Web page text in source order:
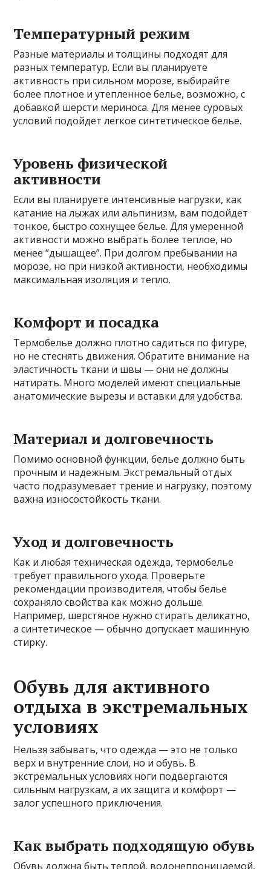
Температурный режим
Разные материалы и толщины подходят для
разных температур. Если вы планируете
активность при сильном морозе, выбирайте
более плотное и утепленное белье, возможно, с
добавкой шерсти мериноса. Для менее суровых
условий подойдет легкое синтетическое белье.
Уровень физической
активности
Если вы планируете интенсивные нагрузки, как
катание на лыжах или альпинизм, вам подойдет
тонкое, быстро сохнущее белье. Для умеренной
активности можно выбрать более теплое, но
менее “дышащее”. При долгом пребывании на
морозе, но при низкой активности, необходимы
максимальная изоляция и тепло.
Комфорт и посадка
Термобелье должно плотно садиться по фигуре,
но не стеснять движения. Обратите внимание на
эластичность ткани и швы — они не должны
натирать. Много моделей имеют специальные
анатомические вырезы и вставки для удобства.
Материал и долговечность
Помимо основной функции, белье должно быть
прочным и надежным. Экстремальный отдых
часто подразумевает трение и нагрузку, поэтому
важна износостойкость ткани.
Уход и долговечность
Как и любая техническая одежда, термобелье
требует правильного ухода. Проверьте
рекомендации производителя, чтобы белье
сохраняло свойства как можно дольше.
Например, шерстяное нужно стирать деликатно,
а синтетическое — обычно допускает машинную
стирку.
Обувь для активного
отдыха в экстремальных
условиях
Нельзя забывать, что одежда — это не только
верх и внутренние слои, но и обувь. В
экстремальных условиях ноги подвергаются
сильным нагрузкам, а их защита и комфорт —
залог успешного приключения.
Как выбрать подходящую обувь
Обувь должна быть теплой, водонепроницаемой,